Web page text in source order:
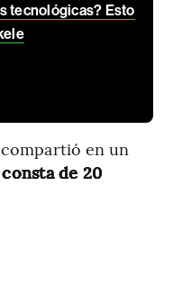
tecnológicas? Esto
en un
de 20